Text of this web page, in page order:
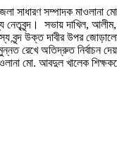
সম্পাদক মাওলানা মো.
সভায় দাখিল, আলীম,
বৃন্দ উক্ত দাবীর উপর
রেখে অতিদ্রুত নির্বাচন
মো. আবদুল খালেক